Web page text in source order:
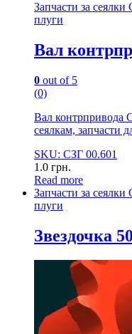
Запчасти за
плуги
Вал
0 out of 5
(0)
Вал контрпривода
сеялкам, запчасти
SKU: СЗГ 00.601
1.0 грн.
Read more
Запчасти за
плуги
Звездочка